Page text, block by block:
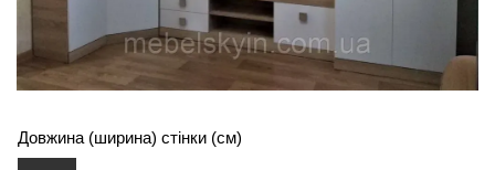
Довжина (ширина) стінки (см)